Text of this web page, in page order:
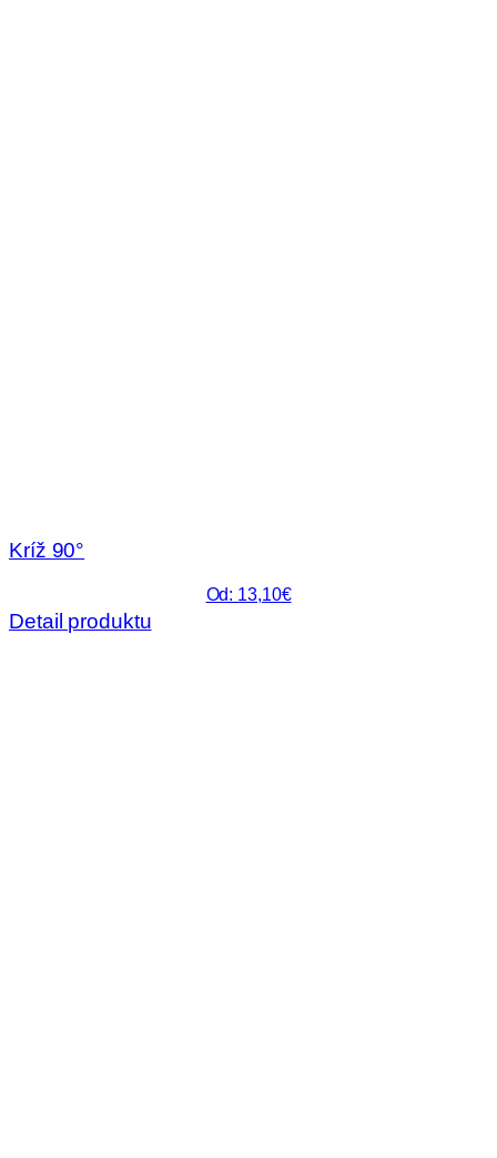
Kríž 90°
Od: 13,10€
Detail produktu